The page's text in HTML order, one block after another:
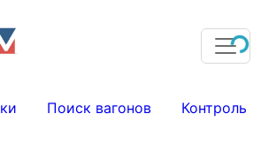
Поиск вагонов
Контроль